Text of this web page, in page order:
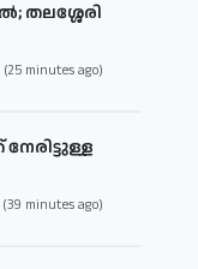
തലശ്ശേരി
(25 minutes ago)
(39 minutes ago)